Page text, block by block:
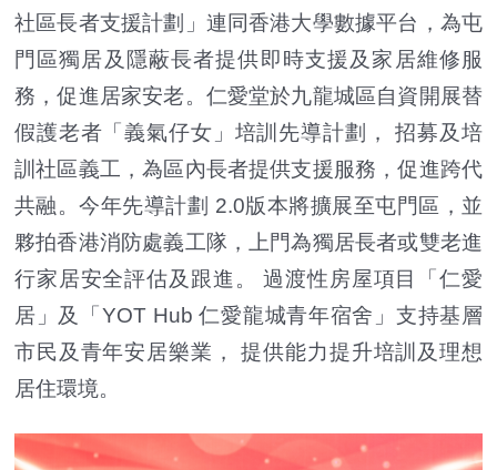
社區長者支援計劃」連同香港大學數據平台，為屯
門區獨居及隱蔽長者提供即時支援及家居維修服
務，促進居家安老。仁愛堂於九龍城區自資開展替
假護老者「義氣仔女」培訓先導計劃， 招募及培
訓社區義工，為區內長者提供支援服務，促進跨代
共融。今年先導計劃 2.0版本將擴展至屯門區，並
夥拍香港消防處義工隊，上門為獨居長者或雙老進
行家居安全評估及跟進。 過渡性房屋項目「仁愛
居」及「YOT Hub 仁愛龍城青年宿舍」支持基層
市民及青年安居樂業， 提供能力提升培訓及理想
居住環境。